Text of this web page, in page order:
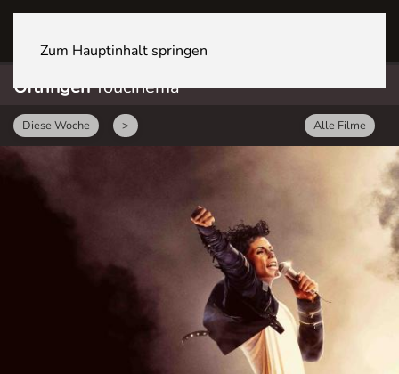
Zum Hauptinhalt springen
OftringenYoucinema
Diese Woche > Alle Filme